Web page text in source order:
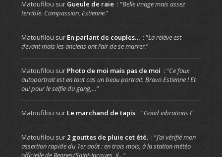
Matoufilou sur Gueule de raie : “Belle image mais assez
terrible. Compassion, Estienne.”
Matoufilou sur En parlant de couples… : “La relève est
devant mais les anciens ont l’air de se marrer.”
Matoufilou sur Photo de moi mais pas de moi : “Ce faux
autoportrait est en tout cas un beau portrait. Bravo Estienne ! Et
oui pour le selfie du gang,…”
Matoufilou sur Le marchand de tapis : “Good vibrations !”
Matoufilou sur 2 gouttes de pluie cet été. : “J’ai vérifié mon
assertion rapide du 1er août : en trois mois, à la station météo
officielle de Rennes/Saint-Jacques, il…”